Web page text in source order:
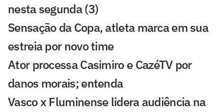
nesta segunda (3)
Sensação da Copa, atleta marca em sua
estreia por novo time
Ator processa Casimiro e CazéTV por
danos morais; entenda
Vasco x Fluminense lidera audiência na